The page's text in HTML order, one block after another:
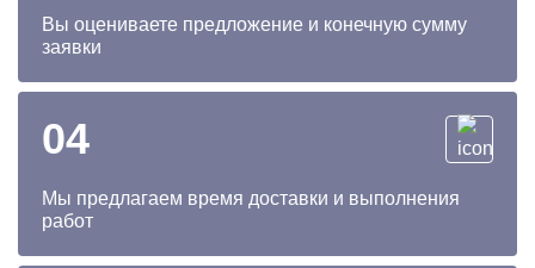
Вы оцениваете предложение и конечную сумму
заявки
04
Мы предлагаем время доставки и выполнения
работ